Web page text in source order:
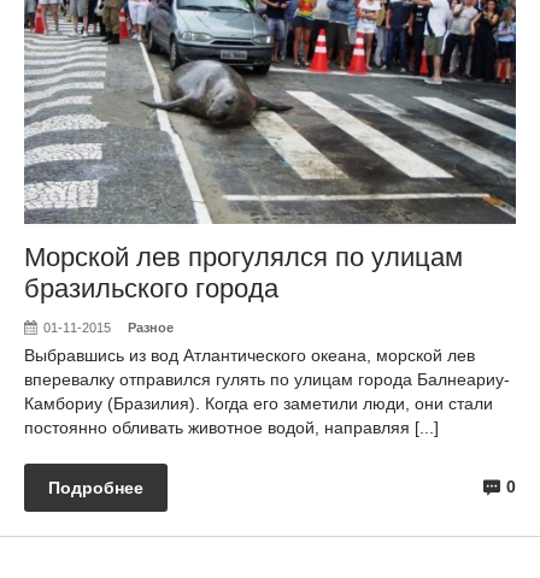
Морской лев прогулялся по улицам
бразильского города
01-11-2015 Разное
Выбравшись из вод Атлантического океана, морской лев
вперевалку отправился гулять по улицам города Балнеариу-
Камбориу (Бразилия). Когда его заметили люди, они стали
постоянно обливать животное водой, направляя [...]
0
Подробнее